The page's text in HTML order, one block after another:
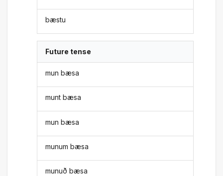
bæstu
Future tense
mun bæsa
munt bæsa
mun bæsa
munum bæsa
munuð bæsa